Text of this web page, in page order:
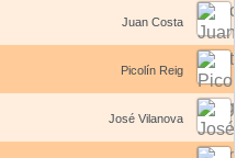
Juan Costa
Picolín Reig
José Vilanova